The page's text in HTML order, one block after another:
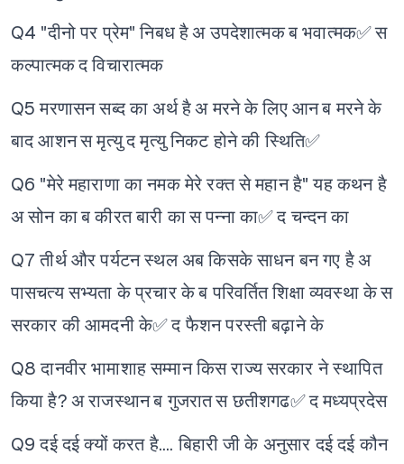
Q4 "दीनो पर प्रेम" निबध हैअ उपदेशात्मकब भवात्मक✅ स
कल्पात्मकद विचारात्मक
Q5 मरणासन सब्द का अर्थ हैअ मरने के लिए आनब मरने के
बाद आशनस मृत्युद मृत्यु निकट होने की स्थिति✅
Q6 "मेरे महाराणा का नमक मेरे रक्त से महान है" यह कथन है
अ सोन काब कीरत बारी कास पन्ना का✅द चन्दन का
Q7 तीर्थ और पर्यटन स्थल अब किसके साधन बन गए हैअ
पासचत्य सभ्यता के प्रचार केब परिवर्तित शिक्षा व्यवस्था केस
सरकार की आमदनी के✅ द फैशन परस्ती बढ़ाने के
Q8 दानवीर भामाशाह सम्मान किस राज्य सरकार ने स्थापित
किया है? अ राजस्थानब गुजरातस छतीशगढ✅द मध्यप्रदेस
Q9 दई दई क्यों करत है.... बिहारी जी के अनुसार दई दई कौन